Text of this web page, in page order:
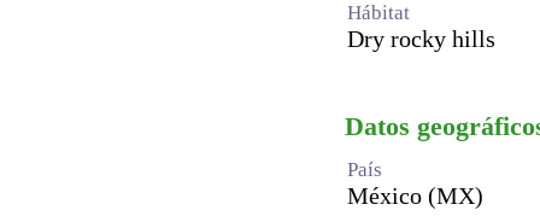
Hábitat
Dry rocky hills
Datos
País
México (MX)